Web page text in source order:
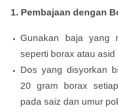
1. Pembajaan dengan
Gunakan baja yang
seperti borax atau asid
Dos yang disyorkan
20 gram borax
pada saiz dan umur